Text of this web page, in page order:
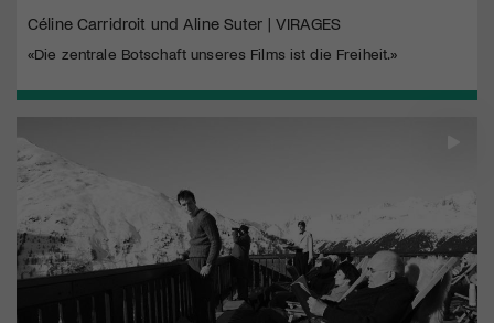
Céline Carridroit und Aline Suter | VIRAGES
«Die zentrale Botschaft unseres Films ist die Freiheit.»